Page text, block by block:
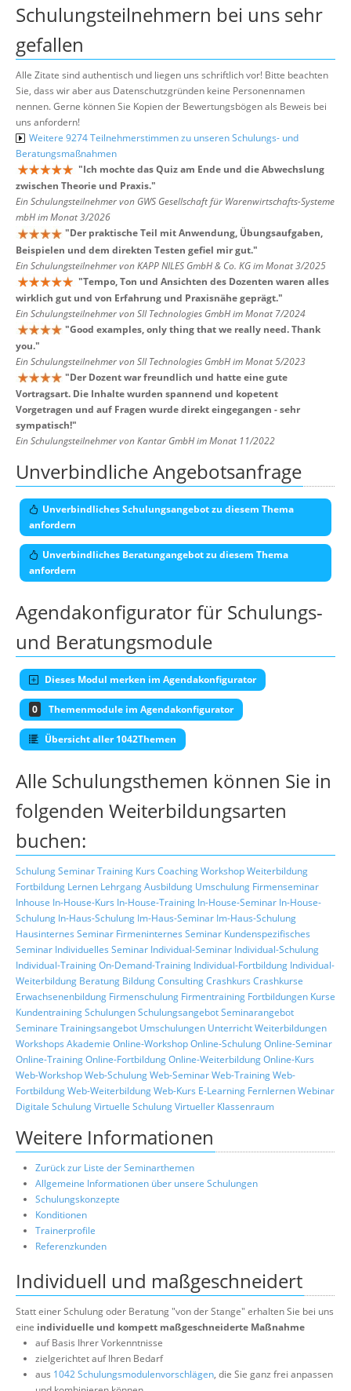
Schulungsteilnehmern bei uns sehr
gefallen
Alle Zitate sind authentisch und liegen uns schriftlich vor! Bitte beachten
Sie, dass wir aber aus Datenschutzgründen keine Personennamen
nennen. Gerne können Sie Kopien der Bewertungsbögen als Beweis bei
uns anfordern!
Weitere 9274 Teilnehmerstimmen zu unseren Schulungs- und
Beratungsmaßnahmen
"Ich mochte das Quiz am Ende und die Abwechslung
zwischen Theorie und Praxis."
Ein Schulungsteilnehmer von GWS Gesellschaft für Warenwirtschafts-Systeme
mbH im Monat 3/2026
"Der praktische Teil mit Anwendung, Übungsaufgaben,
Beispielen und dem direkten Testen gefiel mir gut."
Ein Schulungsteilnehmer von KAPP NILES GmbH & Co. KG im Monat 3/2025
"Tempo, Ton und Ansichten des Dozenten waren alles
wirklich gut und von Erfahrung und Praxisnähe geprägt."
Ein Schulungsteilnehmer von SII Technologies GmbH im Monat 7/2024
"Good examples, only thing that we really need. Thank
you."
Ein Schulungsteilnehmer von SII Technologies GmbH im Monat 5/2023
"Der Dozent war freundlich und hatte eine gute
Vortragsart. Die Inhalte wurden spannend und kopetent
Vorgetragen und auf Fragen wurde direkt eingegangen - sehr
sympatisch!"
Ein Schulungsteilnehmer von Kantar GmbH im Monat 11/2022
Unverbindliche Angebotsanfrage
Unverbindliches Schulungsangebot zu diesem Thema
anfordern
Unverbindliches Beratungangebot zu diesem Thema
anfordern
Agendakonfigurator für Schulungs-
und Beratungsmodule
Dieses Modul merken im Agendakonfigurator
0 Themenmodule im Agendakonfigurator
Übersicht aller 1042Themen
Alle Schulungsthemen können Sie in
folgenden Weiterbildungsarten
buchen:
SchulungSeminarTraining Kurs CoachingWorkshopWeiterbildung
Fortbildung Lernen LehrgangAusbildung Umschulung Firmenseminar
Inhouse In-House-Kurs In-House-Training In-House-Seminar In-House-
Schulung In-Haus-Schulung Im-Haus-Seminar Im-Haus-Schulung
Hausinternes Seminar Firmeninternes Seminar Kundenspezifisches
Seminar Individuelles Seminar Individual-Seminar Individual-Schulung
Individual-TrainingOn-Demand-Training Individual-Fortbildung Individual-
Weiterbildung Beratung BildungConsultingCrashkurs Crashkurse
Erwachsenenbildung Firmenschulung Firmentraining Fortbildungen Kurse
KundentrainingSchulungenSchulungsangebotSeminarangebot
Seminare Trainingsangebot Umschulungen UnterrichtWeiterbildungen
Workshops Akademie Online-WorkshopOnline-SchulungOnline-Seminar
Online-TrainingOnline-FortbildungOnline-WeiterbildungOnline-Kurs
Web-WorkshopWeb-SchulungWeb-SeminarWeb-TrainingWeb-
FortbildungWeb-WeiterbildungWeb-Kurs E-Learning FernlernenWebinar
Digitale SchulungVirtuelle SchulungVirtueller Klassenraum
Weitere Informationen
Zurück zur Liste der Seminarthemen
Allgemeine Informationen über unsere Schulungen
Schulungskonzepte
Konditionen
Trainerprofile
Referenzkunden
Individuell und maßgeschneidert
Statt einer Schulung oder Beratung "von der Stange" erhalten Sie bei uns
eine individuelle und kompett maßgeschneiderte Maßnahme
auf Basis Ihrer Vorkenntnisse
zielgerichtet auf Ihren Bedarf
aus 1042 Schulungsmodulenvorschlägen, die Sie ganz frei anpassen